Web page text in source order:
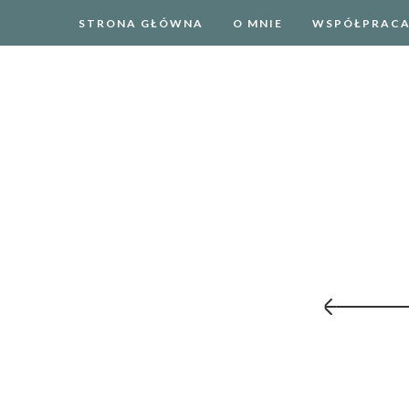
STRONA GŁÓWNA O MNIE